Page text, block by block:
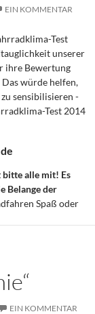
EIN KOMMENTAR
Test
unserer
ihre Bewertung
würde helfen,
sensibilisieren -
Test 2014
alle mit! Es
Belange der
Spaß oder
EIN KOMMENTAR